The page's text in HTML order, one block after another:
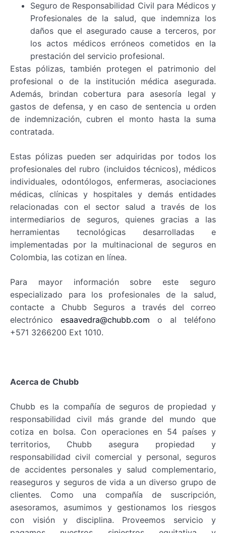
Seguro de Responsabilidad Civil para Médicos y
Profesionales de la salud, que indemniza los
daños que el asegurado cause a terceros, por
los actos médicos erróneos cometidos en la
prestación del servicio profesional.
Estas pólizas, también protegen el patrimonio del
profesional o de la institución médica asegurada.
Además, brindan cobertura para asesoría legal y
gastos de defensa, y en caso de sentencia u orden
de indemnización, cubren el monto hasta la suma
contratada.
Estas pólizas pueden ser adquiridas por todos los
profesionales del rubro (incluidos técnicos), médicos
individuales, odontólogos, enfermeras, asociaciones
médicas, clínicas y hospitales y demás entidades
relacionadas con el sector salud a través de los
intermediarios de seguros, quienes gracias a las
herramientas tecnológicas desarrolladas e
implementadas por la multinacional de seguros en
Colombia, las cotizan en línea.
Para mayor información sobre este seguro
especializado para los profesionales de la salud,
contacte a Chubb Seguros a través del correo
electrónico esaavedra@chubb.com o al teléfono
+571 3266200 Ext 1010.
Acerca de Chubb
Chubb es la compañía de seguros de propiedad y
responsabilidad civil más grande del mundo que
cotiza en bolsa. Con operaciones en 54 países y
territorios, Chubb asegura propiedad y
responsabilidad civil comercial y personal, seguros
de accidentes personales y salud complementario,
reaseguros y seguros de vida a un diverso grupo de
clientes. Como una compañía de suscripción,
asesoramos, asumimos y gestionamos los riesgos
con visión y disciplina. Proveemos servicio y